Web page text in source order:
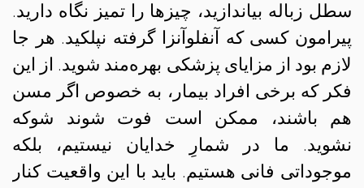
سطل زباله بیاندازید، چیزها را تمیز نگاه دارید.
پیرامون کسی که آنفلوآنزا گرفته نپلکید. هر جا
لازم بود از مزایای پزشکی بهره‌مند شوید. از این
فکر که برخی افراد بیمار، به خصوص اگر مسن
هم باشند، ممکن است فوت شوند شوکه
نشوید. ما در شمارِ خدایان نیستیم، بلکه
موجوداتی فانی هستیم. باید با این واقعیت کنار